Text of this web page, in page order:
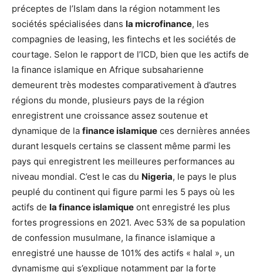
préceptes de l’Islam dans la région notamment les
sociétés spécialisées dans la microfinance, les
compagnies de leasing, les fintechs et les sociétés de
courtage. Selon le rapport de l’ICD, bien que les actifs de
la finance islamique en Afrique subsaharienne
demeurent très modestes comparativement à d’autres
régions du monde, plusieurs pays de la région
enregistrent une croissance assez soutenue et
dynamique de la finance islamique ces dernières années
durant lesquels certains se classent même parmi les
pays qui enregistrent les meilleures performances au
niveau mondial. C’est le cas du Nigeria, le pays le plus
peuplé du continent qui figure parmi les 5 pays où les
actifs de la finance islamique ont enregistré les plus
fortes progressions en 2021. Avec 53% de sa population
de confession musulmane, la finance islamique a
enregistré une hausse de 101% des actifs « halal », un
dynamisme qui s’explique notamment par la forte